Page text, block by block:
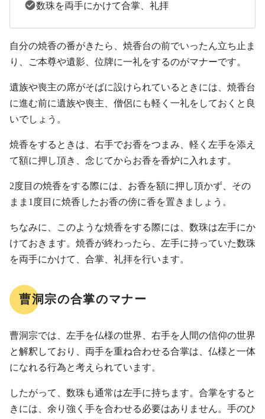
数珠を両手にかけて合掌、礼拝
自分の焼香の番がきたら、焼香台の前でいったん立ち止ま
り、ご本尊や遺影、位牌に一礼をするのがマナーです。
遺族や喪主の席がそばに設けられているときには、焼香台
に進む前に遺族や喪主、僧侶にも軽く一礼をしておくと良
いでしょう。
焼香をするときは、右手でお香をつまみ、軽く左手を添え
て額に押し頂き、念じてからお香を香炉に入れます。
2度目の焼香をする際には、お香を額に押し頂かず、その
まま1度目に焼香したお香の傍に香を置きましょう。
ちなみに、このような焼香をする際には、数珠は左手にか
けておきます。焼香が終わったら、左手に持っていた数珠
を両手にかけて、合掌、礼拝を行います。
曹洞宗の合掌のマナー
曹洞宗では、左手を仏様の世界、右手を人間の信仰の世界
と解釈しており、両手を重ね合わせる合掌は、仏様と一体
になれる行為と考えられています。
したがって、数珠も通常は左手に持ちます。合掌をすると
きには、余り強く手を合わせる必要はありません。手のひ